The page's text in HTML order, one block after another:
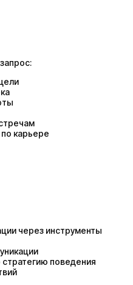
карьере
через инструменты
поведения